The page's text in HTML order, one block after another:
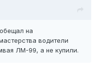
на
водители
ЛМ-99, а не купили.